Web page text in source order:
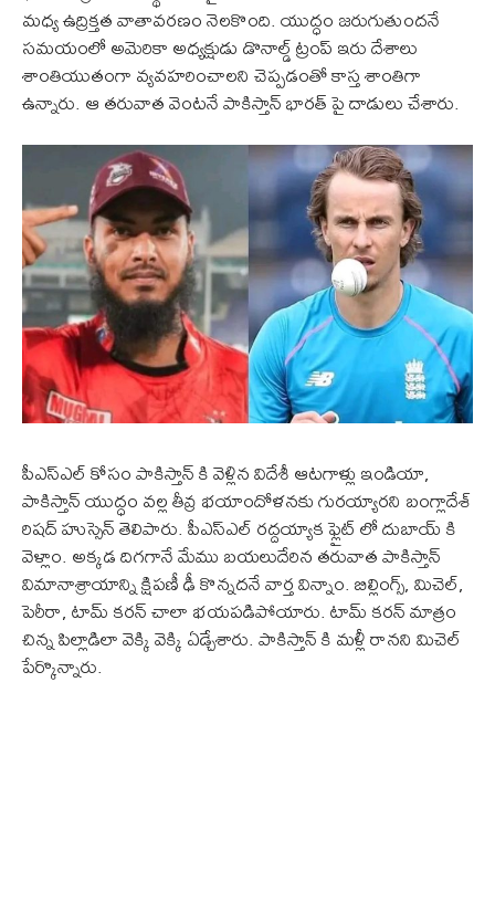
మధ్య ఉద్రిక్తత వాతావరణం నెలకొంది. యుద్ధం జరుగుతుందనే
సమయంలో అమెరికా అధ్యక్షుడు డొనాల్డ్ ట్రంప్ ఇరు దేశాలు
శాంతియుతంగా వ్యవహరించాలని చెప్పడంతో కాస్త శాంతిగా
ఉన్నారు. ఆ తరువాత వెంటనే పాకిస్తాన్ భారత్ పై దాడులు చేశారు.
పీఎస్ఎల్ కోసం పాకిస్తాన్ కి వెళ్లిన విదేశీ ఆటగాళ్లు ఇండియా,
పాకిస్తాన్ యుద్ధం వల్ల తీవ్ర భయాందోళనకు గురయ్యారని బంగ్లాదేశ్
రిషద్ హుస్సెన్ తెలిపారు. పీఎస్ఎల్ రద్దయ్యాక ఫ్లైట్ లో దుబాయ్ కి
వెళ్లాం. అక్కడ దిగగానే మేము బయలుదేరిన తరువాత పాకిస్తాన్
విమానాశ్రాయాన్ని క్షిపణీ ఢీ కొన్నదనే వార్త విన్నాం. బిల్లింగ్స్, మిచెల్,
పెరీరా, టామ్ కరన్ చాలా భయపడిపోయారు. టామ్ కరన్ మాత్రం
చిన్న పిల్లాడిలా వెక్కి వెక్కి ఏడ్చేశారు. పాకిస్తాన్ కి మళ్లీ రానని మిచెల్
పేర్కొన్నారు.